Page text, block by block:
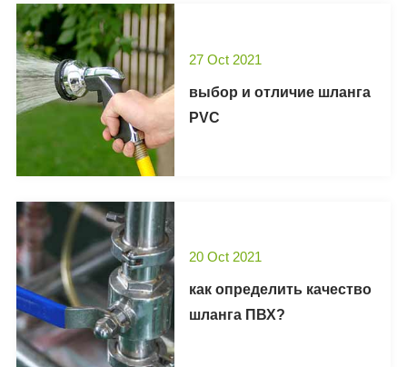
27 Oct 2021
выбор и отличие шланга
PVC
20 Oct 2021
как определить качество
шланга ПВХ?